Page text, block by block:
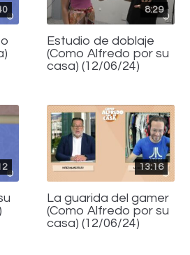
8:29
Estudio de doblaje
(Como Alfredo por su
casa) (12/06/24)
13:16
La guarida del gamer
(Como Alfredo por su
casa) (12/06/24)